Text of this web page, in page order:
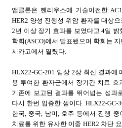
앱클론은 헨리우스에 기술이전한
HER2 양성 진행성 위암 환자를 대상
2년 이상 장기 효과를 보였다고4일 밝
학회(ASCO)에서 발표됐으며 학회는 지
시카고에서 열렸다.
HLX22-GC-201 임상2상 최신 결과에
용 투여한 환자군에서 장기간 치료 효
기존에 보고된 결과를 뛰어넘는 성과
다시 한번 입증한 셈이다. HLX22-GC-
한국, 중국, 남미, 호주 등에서 진행 중
치료를 위한 유사한 이중 HER2 차단